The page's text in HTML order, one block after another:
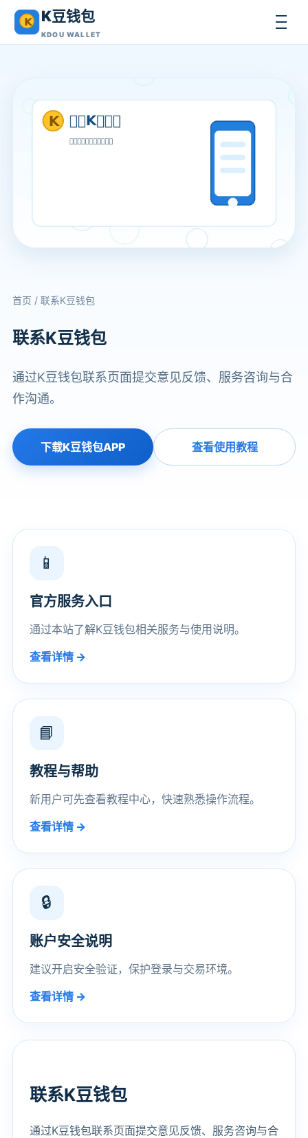
K豆钱包
KDOU WALLET
首页 / 联系K豆钱包
联系K豆钱包
通过K豆钱包联系页面提交意见反馈、服务咨询与合
作沟通。
下载K豆钱包APP 查看使用教程
📱
官方服务入口
通过本站了解K豆钱包相关服务与使用说明。
查看详情 →
📘
教程与帮助
新用户可先查看教程中心，快速熟悉操作流程。
查看详情 →
🔒
账户安全说明
建议开启安全验证，保护登录与交易环境。
查看详情 →
联系K豆钱包
通过K豆钱包联系页面提交意见反馈、服务咨询与合